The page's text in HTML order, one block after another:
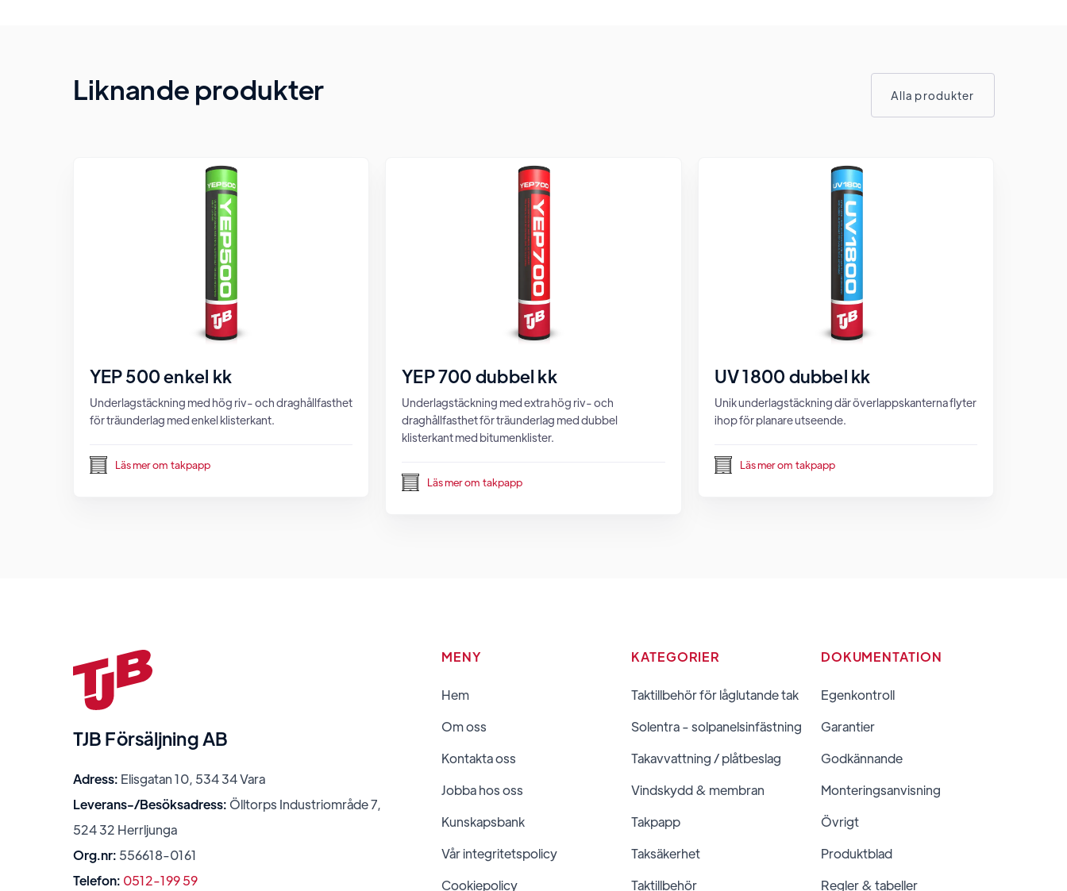
Liknande produkter Alla produkter
YEP 500 enkel kk
Underlagstäckning med hög riv- och draghållfasthet
för träunderlag med enkel klisterkant.
Läs mer om takpapp
YEP 700 dubbel kk
Underlagstäckning med extra hög riv- och
draghållfasthet för träunderlag med dubbel
klisterkant med bitumenklister.
Läs mer om takpapp
UV 1800 dubbel kk
Unik underlagstäckning där överlappskanterna flyter
ihop för planare utseende.
Läs mer om takpapp
TJB Försäljning AB
Adress: Elisgatan 10, 534 34 Vara
Leverans-/Besöksadress: Ölltorps Industriområde 7,
524 32 Herrljunga
Org.nr: 556618-0161
Telefon: 0512-199 59
MENY
Hem
Om oss
Kontakta oss
Jobba hos oss
Kunskapsbank
Vår integritetspolicy
Cookiepolicy
KATEGORIER
Taktillbehör för låglutande tak
Solentra - solpanelsinfästning
Takavvattning / plåtbeslag
Vindskydd & membran
Takpapp
Taksäkerhet
Taktillbehör
DOKUMENTATION
Egenkontroll
Garantier
Godkännande
Monteringsanvisning
Övrigt
Produktblad
Regler & tabeller